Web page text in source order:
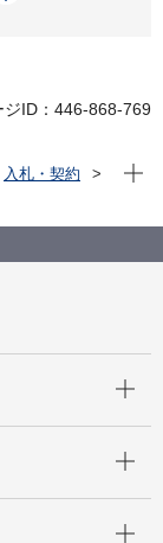
ジID：446-868-769
入札・契約
】認知症の早
告掲出
現在